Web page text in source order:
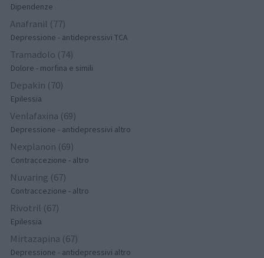
Dipendenze
Anafranil (77)
Depressione - antidepressivi TCA
Tramadolo (74)
Dolore - morfina e simili
Depakin (70)
Epilessia
Venlafaxina (69)
Depressione - antidepressivi altro
Nexplanon (69)
Contraccezione - altro
Nuvaring (67)
Contraccezione - altro
Rivotril (67)
Epilessia
Mirtazapina (67)
Depressione - antidepressivi altro